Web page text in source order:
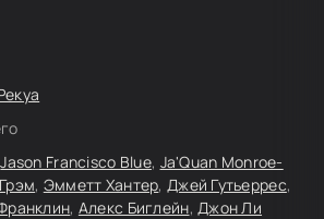
Jason Francisco Blue, Ja'Quan Monroe-
, Эмметт Хантер, Джей Гутьеррес,
, Алекс Биглейн,Джон Ли